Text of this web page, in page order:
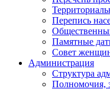
Перепись
Памятные
Совет
Администрация
Структура
Полномочия,